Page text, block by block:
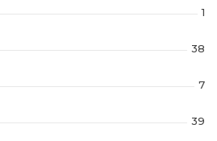
1
38
7
39